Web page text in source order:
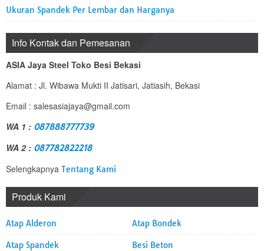
Ukuran Spandek Per Lembar dan Harganya
Info Kontak dan Pemesanan
ASIA Jaya Steel Toko Besi Bekasi
Alamat : Jl. Wibawa Mukti II Jatisari, Jatiasih, Bekasi
Email : salesasiajaya@gmail.com
WA 1 : 087888777739
WA 2 : 087782822218
Selengkapnya Tentang Kami
Produk Kami
Atap Alderon Atap Bondek
Atap Spandek Besi Beton